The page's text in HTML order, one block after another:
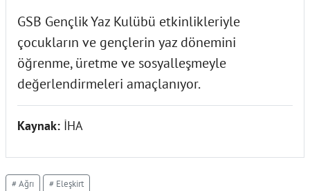
GSB Gençlik Yaz Kulübü etkinlikleriyle
çocukların ve gençlerin yaz dönemini
öğrenme, üretme ve sosyalleşmeyle
değerlendirmeleri amaçlanıyor.
Kaynak: İHA
# Ağrı # Eleşkirt